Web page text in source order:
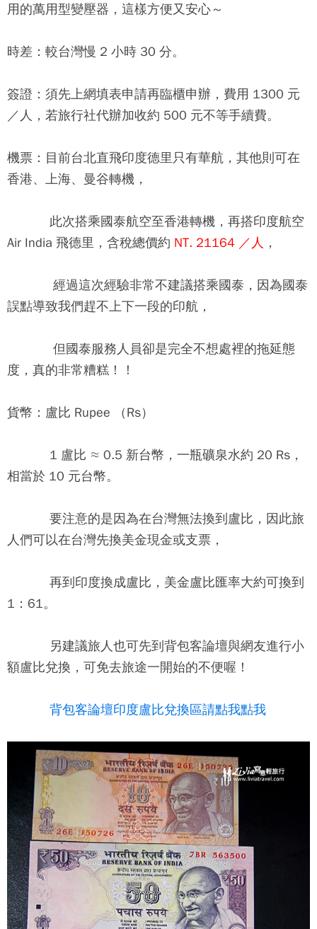
用的萬用型變壓器，這樣方便又安心～
時差： 較台灣慢 2 小時 30 分。
簽證： 須先上網填表申請再臨櫃申辦，費用 1300 元
／人，若旅行社代辦加收約 500 元不等手續費。
機票： 目前台北直飛印度德里只有華航，其他則可在
香港、上海、曼谷轉機，
此次搭乘國泰航空至香港轉機，再搭印度航空
Air India 飛德里，含稅總價約 NT. 21164 ／人 ，
經過這次經驗非常不建議搭乘國泰 ，因為國泰
誤點導致我們趕不上下一段的印航，
但國泰服務人員卻是完全不想處裡的拖延態
度，真的非常糟糕！！
貨幣： 盧比 Rupee （Rs）
1 盧比 ≈ 0.5 新台幣，一瓶礦泉水約 20 Rs，
相當於 10 元台幣。
要注意的是因為在台灣無法換到盧比，因此旅
人們可以在台灣先換美金現金或支票，
再到印度換成盧比，美金盧比匯率大約可換到
1：61。
另建議旅人也可先到背包客論壇與網友進行小
額盧比兌換，可免去旅途一開始的不便喔！
背包客論壇印度盧比兌換區請點我點我